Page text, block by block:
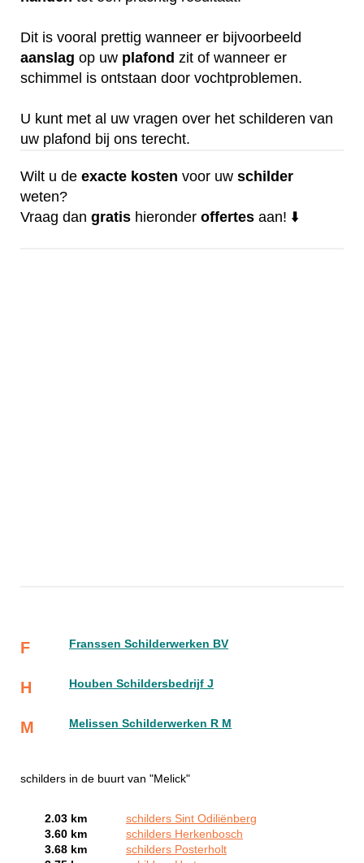
Dit is vooral prettig wanneer er bijvoorbeeld
aanslag op uw plafond zit of wanneer er
schimmel is ontstaan door vochtproblemen.
U kunt met al uw vragen over het schilderen van
uw plafond bij ons terecht.
Wilt u de exacte kosten voor uw schilder
weten?
Vraag dan gratis hieronder offertes aan! ⬇️
F Franssen Schilderwerken BV
H Houben Schildersbedrijf J
M Melissen Schilderwerken R M
schilders in de buurt van "Melick"
2.03 km
schilders Sint Odiliënberg
3.60 km
schilders Herkenbosch
3.68 km
schilders Posterholt